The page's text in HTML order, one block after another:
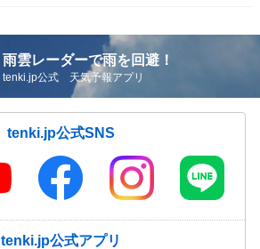
雨雲レーダーで雨を回避！
tenki.jp公式 天気予報アプリ
tenki.jp公式SNS
tenki.jp公式アプリ